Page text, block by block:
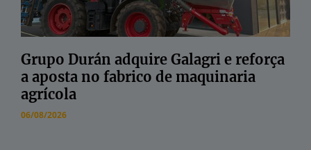
Grupo Durán adquire Galagri e reforça
a aposta no fabrico de maquinaria
agrícola
06/08/2026